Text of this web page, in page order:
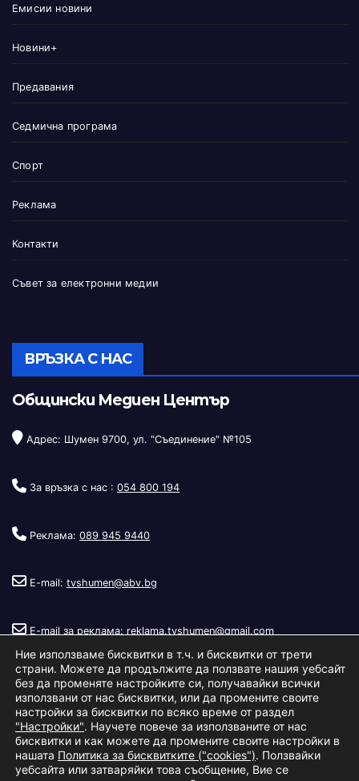
Емисии новини
Новини+
Предавания
Седмична програма
Спорт
Реклама
Контакти
Съвет за електронни медии
ВРЪЗКА С НАС
Общински Медиен Център
Адрес: Шумен 9700, ул. "Съединение" №105
За връзка с нас : 054 800 194
Реклама: 089 945 9440
E-mail: tvshumen@abv.bg
E-mail за реклама: reklama.tvshumen@gmail.com
Copyright © 2026Телевизия Шумен.|Изработка: S.I.T Solutions
Ltd.
Ние използваме бисквитки в т.ч. и бисквитки от трети
страни. Можете да продължите да ползвате нашия уебсайт
без да променяте настройките си, получавайки всички
използвани от нас бисквитки, или да промените своите
настройки за бисквитки по всяко време от раздел
"Настройки". Научете повече за използваните от нас
бисквитки и как можете да промените своите настройки в
нашата Политика за бисквитките ("cookies"). Ползвайки
уебсайта или затваряйки това съобщение, Вие се